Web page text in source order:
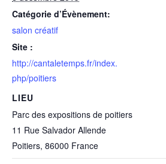
Catégorie d’Évènement:
salon créatif
Site :
http://cantaletemps.fr/index.
php/poitiers
LIEU
Parc des expositions de poitiers
11 Rue Salvador Allende
Poitiers, 86000 France